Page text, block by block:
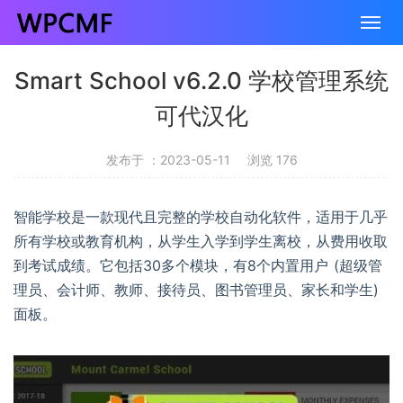
Smart School v6.2.0 学校管理系统
可代汉化
发布于 ：2023-05-11 浏览 176
智能学校是一款现代且完整的学校自动化软件，适用于几乎
所有学校或教育机构，从学生入学到学生离校，从费用收取
到考试成绩。它包括30多个模块，有8个内置用户 (超级管
理员、会计师、教师、接待员、图书管理员、家长和学生)
面板。